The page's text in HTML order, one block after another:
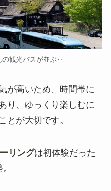
の観光バスが並ぶ‥
が高いため、時間帯に
り、ゆっくり楽しむに
とが大切です。
リングは初体験だった